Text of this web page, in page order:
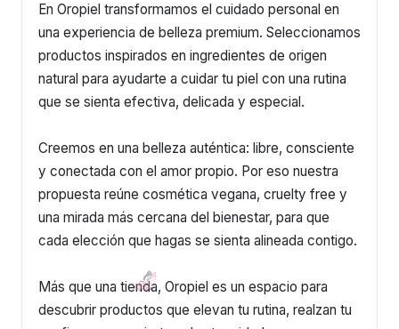
En Oropiel transformamos el cuidado personal en
una experiencia de belleza premium. Seleccionamos
productos inspirados en ingredientes de origen
natural para ayudarte a cuidar tu piel con una rutina
que se sienta efectiva, delicada y especial.
Creemos en una belleza auténtica: libre, consciente
y conectada con el amor propio. Por eso nuestra
propuesta reúne cosmética vegana, cruelty free y
una mirada más cercana del bienestar, para que
cada elección que hagas se sienta alineada contigo.
Más que una tienda, Oropiel es un espacio para
descubrir productos que elevan tu rutina, realzan tu